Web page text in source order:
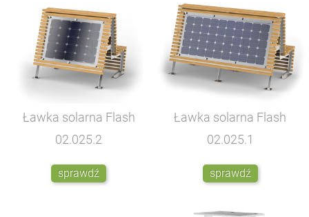
Ławka solarna Flash
02.025.2
sprawdź
Ławka solarna Flash
02.025.1
sprawdź